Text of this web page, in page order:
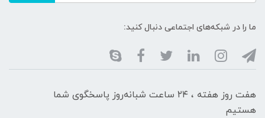
ما را در شبکه‌های اجتماعی دنبال کنید:
هفت روز هفته ، ۲۴ ساعت شبانه‌روز پاسخگوی شما
هستیم